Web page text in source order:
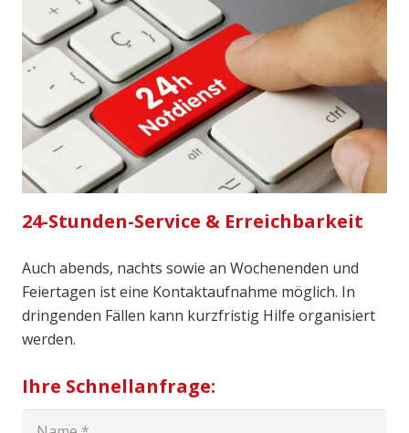
24-Stunden-Service & Erreichbarkeit
Auch abends, nachts sowie an Wochenenden und
Feiertagen ist eine Kontaktaufnahme möglich. In
dringenden Fällen kann kurzfristig Hilfe organisiert
werden.
Ihre Schnellanfrage: